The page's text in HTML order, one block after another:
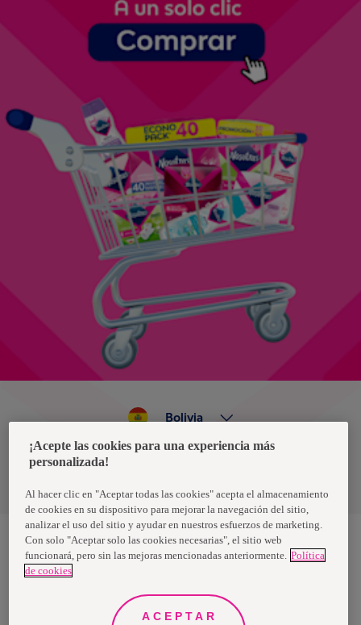
Política de privacidad de datos
Bolivia
Nosotras, una marca de Essity - una compañía global líder en
higiene y salud. Cada día, mil millones de personas, en todo el
propósito es romper barreras por el bienestar en beneficio de
consumidores, pacientes, cuidadores, clientes y la sociedad en
general. Vendemos en aproximadamente 150 países bajo las
¡Acepte las cookies para una experiencia más
personalizada!
Al hacer clic en "Aceptar todas las cookies" acepta el almacenamiento
de cookies en su dispositivo para mejorar la navegación del sitio,
analizar el uso del sitio y ayudar en nuestros esfuerzos de marketing.
Con solo "Aceptar solo las cookies necesarias", el sitio web
funcionará, pero sin las mejoras mencionadas anteriormente. Política
de cookies
ACEPTAR